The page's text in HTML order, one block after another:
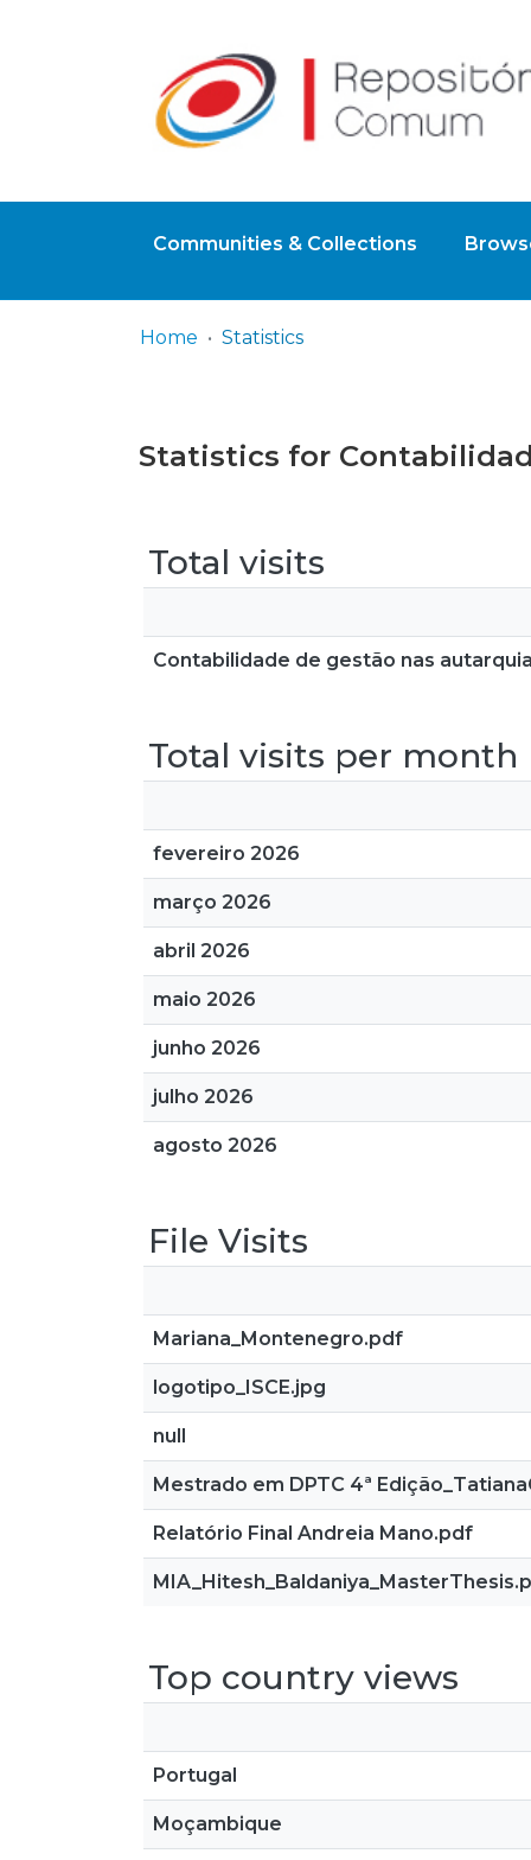
Communities & Collections
Home Statistics
Statistics for
Total visits
Contabilidade de gestão nas
Total visits per month
fevereiro 2026
março 2026
abril 2026
maio 2026
junho 2026
julho 2026
agosto 2026
File Visits
Mariana_Montenegro.pdf
logotipo_ISCE.jpg
null
Mestrado em DPTC 4ª
Relatório Final Andreia Mano.pdf
Top country views
Portugal
Moçambique